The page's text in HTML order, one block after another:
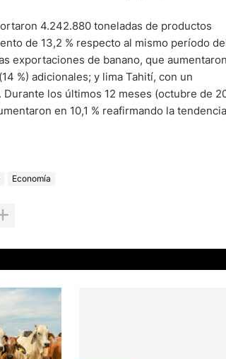
4.242.880 toneladas de productos
de 13,2 % respecto al mismo período
exportaciones de banano, que aumentaron
%) adicionales; y lima Tahití, con un
los últimos 12 meses (octubre de
en 10,1 % reafirmando la tendencia
Economía